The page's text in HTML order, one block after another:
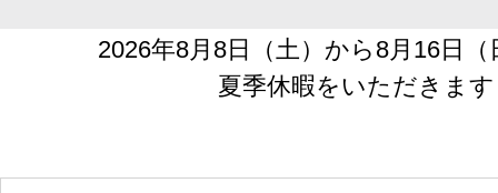
2026年8月8日（土）から8月16日
夏季休暇をいただきます